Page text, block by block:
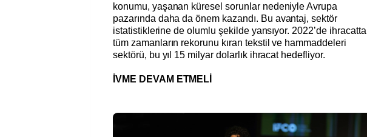
konumu, yaşanan küresel sorunlar nedeniyle Avrupa
pazarında daha da önem kazandı. Bu avantaj, sektör
istatistiklerine de olumlu şekilde yansıyor. 2022’de ihracatta
tüm zamanların rekorunu kıran tekstil ve hammaddeleri
sektörü, bu yıl 15 milyar dolarlık ihracat hedefliyor.
İVME DEVAM ETMELİ